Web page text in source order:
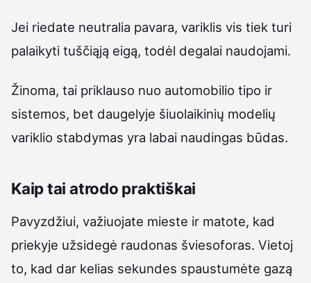
Jei riedate neutralia pavara, variklis vis tiek turi
palaikyti tuščiąją eigą, todėl degalai naudojami.
Žinoma, tai priklauso nuo automobilio tipo ir
sistemos, bet daugelyje šiuolaikinių modelių
variklio stabdymas yra labai naudingas būdas.
Kaip tai atrodo praktiškai
Pavyzdžiui, važiuojate mieste ir matote, kad
priekyje užsidegė raudonas šviesoforas. Vietoj
to, kad dar kelias sekundes spaustumėte gazą